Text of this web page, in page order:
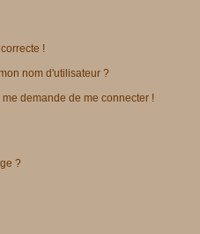
!
nom d'utilisateur ?
demande de me connecter !
?